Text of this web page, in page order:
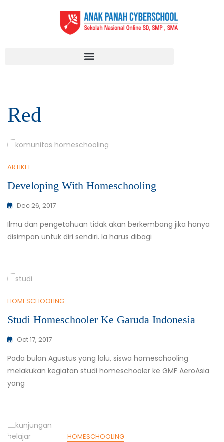
Red
ARTIKEL
Developing With Homeschooling
Dec 26, 2017
Ilmu dan pengetahuan tidak akan berkembang jika hanya
disimpan untuk diri sendiri. Ia harus dibagi
HOMESCHOOLING
Studi Homeschooler Ke Garuda Indonesia
Oct 17, 2017
Pada bulan Agustus yang lalu, siswa homeschooling
melakukan kegiatan studi homeschooler ke GMF AeroAsia
yang
HOMESCHOOLING